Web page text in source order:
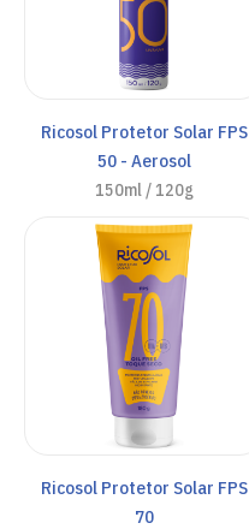
Ricosol Protetor Solar FPS
50 - Aerosol
150ml / 120g
Ricosol Protetor Solar FPS
70